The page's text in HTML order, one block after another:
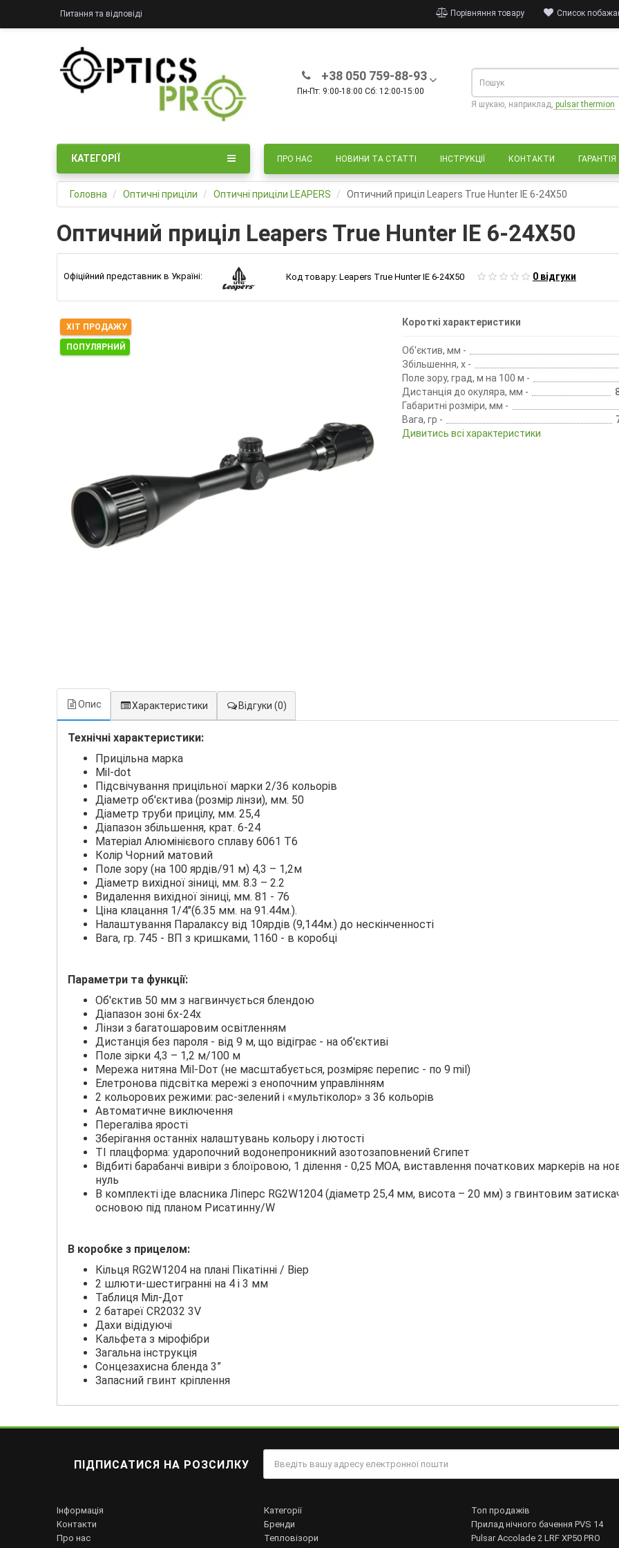
Питання та відповіді Список
Порівняння товару
+38 050 759-88-93
Пн-Пт: 9:00-18:00 Сб: 12:00-15:00
Я шукаю, наприклад, pulsar thermion
ПРО НАС НОВИНИ ТА СТАТТІ ІНСТРУКЦІЇ КОНТАКТИ
КАТЕГОРІЇ
Головна Оптичні приціли Оптичні приціли LEAPERS Оптичний приціл Leapers True Hunter ІЕ 6-24Х50
Оптичний приціл Leapers True Hunter ІЕ 6-24Х50
Офіційний представник в Україні: Код товару: Leapers True Hunter ІЕ 6-24Х50 0 відгуки
ХІТ ПРОДАЖУ
ПОПУЛЯРНИЙ
Короткі характеристики
Об'єктив, мм -
Збільшення, х -
Поле зору, град, м на 100 м -
Дистанція до окуляра, мм -
Габаритні розміри, мм -
Вага, гр -
Дивитись всі характеристики
Опис Характеристики Відгуки (0)
Технічні характеристики:
Прицільна марка
Mil-dot
Підсвічування прицільної марки 2/36 кольорів
Діаметр об'єктива (розмір лінзи), мм. 50
Діаметр труби прицілу, мм. 25,4
Діапазон збільшення, крат. 6-24
Матеріал Алюмінієвого сплаву 6061 Т6
Колір Чорний матовий
Поле зору (на 100 ярдів/91 м) 4,3 – 1,2м
Діаметр вихідної зіниці, мм. 8.3 – 2.2
Видалення вихідної зіниці, мм. 81 - 76
Ціна клацання 1/4"(6.35 мм. на 91.44м.).
Налаштування Паралаксу від 10ярдів (9,144м.) до нескінченності
Вага, гр. 745 - ВП з кришками, 1160 - в коробці
Πapaметри та функції:
Об'єктив 50 мм з нагвинчується блендою
Діапазон зоні 6х-24х
Лінзи з багатошаровим освітленням
Дистанція без пароля - від 9 м, що відіграє - на об'єктиві
Πоле зірки 4,3 – 1,2 м/100 м
Мережа нитяна Міl-Dот (не масштабується, розміряє перепис - по 9 mil)
Елетронова підсвітка мережі з енопочним управлінням
2 кольорових режими: pac-зелений і «мультіĸолор» з 36 кольорів
Автоматичне виключення
Перегaлiвa ярості
Зберігання останніх налаштувань кольору і лютості
ТІ плацформа: ударопочний водонепроникний азотозаповнений Єгипет
Відбиті барабанчі вивіри з блоїровою, 1 ділення - 0,25 МОА, виставлення початкових маркерів на
нуль
В комплекті іде власника Ліперc RG2W1204 (діаметр 25,4 мм, висота – 20 мм) з гвинтовим
основою під планом Рисатинну/W
B ĸopoбĸe з прицелом:
Кільця RG2W1204 на плані Πіĸaтінні / Biep
2 шлюти-шестигранні на 4 і 3 мм
Таблиця Міл-Дот
2 батареї СR2032 3V
Дахи відідуючі
Кальфетa з міpофiбри
Загальна інструкція
Сонцезахисна бленда 3”
Запасний гвинт кріплення
ПІДПИСАТИСЯ НА РОЗСИЛКУ
Інформація
Контакти
Про нас
Категорії
Бренди
Тепловізори
Топ продажів
Прилад нічного бачення PVS 14
Pulsar Accolade 2 LRF XP50 PRO